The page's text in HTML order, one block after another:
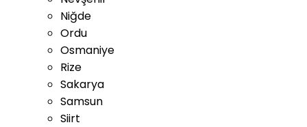
Niğde
Ordu
Osmaniye
Rize
Sakarya
Samsun
Siirt